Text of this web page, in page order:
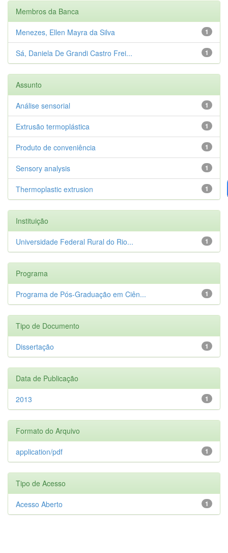
Membros da Banca
1
Menezes, Ellen Mayra da Silva
1
Sá, Daniela De Grandi Castro Frei...
Assunto
1
Análise sensorial
1
Extrusão termoplástica
1
Produto de conveniência
1
Sensory analysis
1
Thermoplastic extrusion
Instituição
1
Universidade Federal Rural do Rio...
Programa
1
Programa de Pós-Graduação em Ciên...
Tipo de Documento
1
Dissertação
Data de Publicação
1
2013
Formato do Arquivo
1
application/pdf
Tipo de Acesso
1
Acesso Aberto